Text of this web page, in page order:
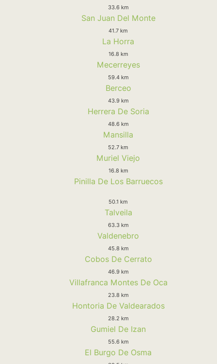
33.6 km
San Juan Del Monte
41.7 km
La Horra
16.8 km
Mecerreyes
59.4 km
Berceo
43.9 km
Herrera De Soria
48.6 km
Mansilla
52.7 km
Muriel Viejo
16.8 km
Pinilla De Los Barruecos
50.1 km
Talveila
63.3 km
Valdenebro
45.8 km
Cobos De Cerrato
46.9 km
Villafranca Montes De Oca
23.8 km
Hontoria De Valdearados
28.2 km
Gumiel De Izan
55.6 km
El Burgo De Osma